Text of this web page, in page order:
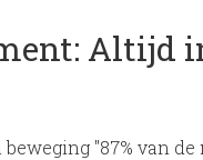
Altijd
"87% van